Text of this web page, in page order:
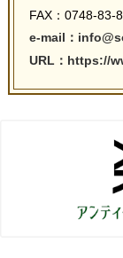
FAX：0748-83-
e-mail：
URL：https://